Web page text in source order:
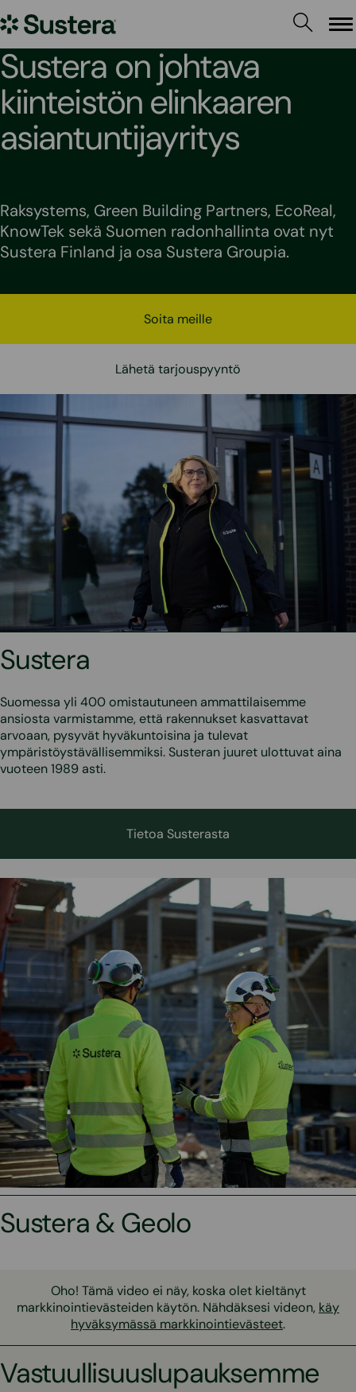
sisältöön
Sustera
Sustera on johtava
kiinteistön elinkaaren
asiantuntijayritys
Raksystems, Green Building Partners, EcoReal,
KnowTek sekä Suomen radonhallinta ovat nyt
Sustera Finland ja osa Sustera Groupia.
Soita meille
Lähetä tarjouspyyntö
Sustera
Suomessa yli 400 omistautuneen ammattilaisemme
ansiosta varmistamme, että rakennukset kasvattavat
arvoaan, pysyvät hyväkuntoisina ja tulevat
ympäristöystävällisemmiksi. Susteran juuret ulottuvat aina
vuoteen 1989 asti.
Tietoa Susterasta
Sustera & Geolo
Oho! Tämä video ei näy, koska olet kieltänyt
markkinointievästeiden käytön. Nähdäksesi videon, käy
hyväksymässä markkinointievästeet.
Vastuullisuus­lupauksemme